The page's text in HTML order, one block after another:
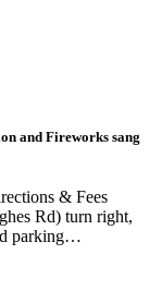
and Fireworks sang
& Fees
Rd) turn right,
parking…